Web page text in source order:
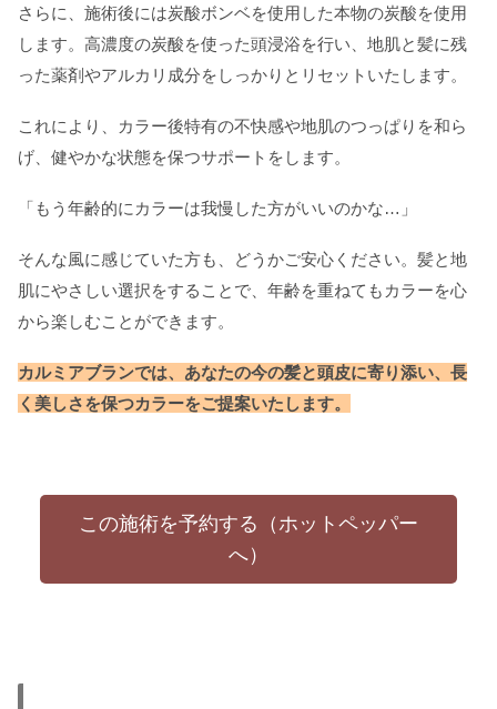
さらに、施術後には炭酸ボンベを使用した本物の炭酸を使用
します。高濃度の炭酸を使った頭浸浴を行い、地肌と髪に残
った薬剤やアルカリ成分をしっかりとリセットいたします。
これにより、カラー後特有の不快感や地肌のつっぱりを和ら
げ、健やかな状態を保つサポートをします。
「もう年齢的にカラーは我慢した方がいいのかな…」
そんな風に感じていた方も、どうかご安心ください。髪と地
肌にやさしい選択をすることで、年齢を重ねてもカラーを心
から楽しむことができます。
カルミアブランでは、あなたの今の髪と頭皮に寄り添い、長
く美しさを保つカラーをご提案いたします。
この施術を予約する（ホットペッパー
へ）